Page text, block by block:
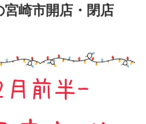
宮崎市開店・閉店